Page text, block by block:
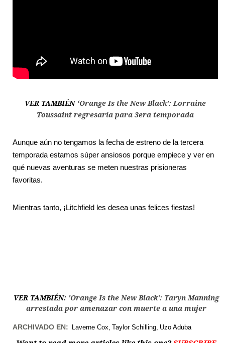
VER TAMBIÉN ‘Orange Is the New Black’: Lorraine
Toussaint regresaría para 3era temporada
Aunque aún no tengamos la fecha de estreno de la tercera
temporada estamos súper ansiosos porque empiece y ver en
qué nuevas aventuras se meten nuestras prisioneras
favoritas.
Mientras tanto, ¡Litchfield les desea unas felices fiestas!
VER TAMBIÉN: 'Orange Is the New Black': Taryn Manning
arrestada por amenazar con muerte a una mujer
ARCHIVADO EN: Laverne Cox Taylor Schilling Uzo Aduba